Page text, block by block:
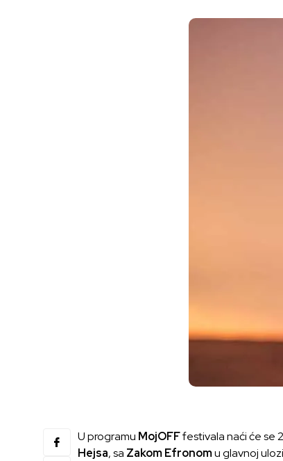
U programu MojOFFfestivala naći će se
Hejsa, sa Zakom Efronomu glavnoj